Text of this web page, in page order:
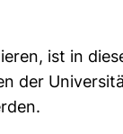
ist in
der